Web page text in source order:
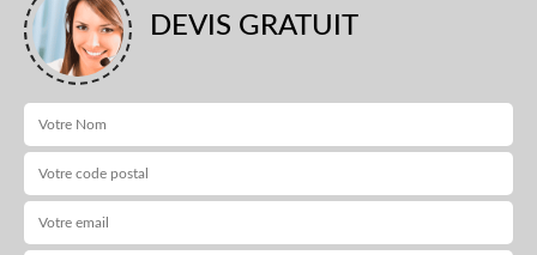
DEVIS GRATUIT